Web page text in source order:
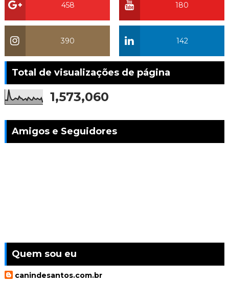
180
458
142
390
Total de visualizações de página
1,573,060
Amigos e Seguidores
Quem sou eu
canindesantos.com.br